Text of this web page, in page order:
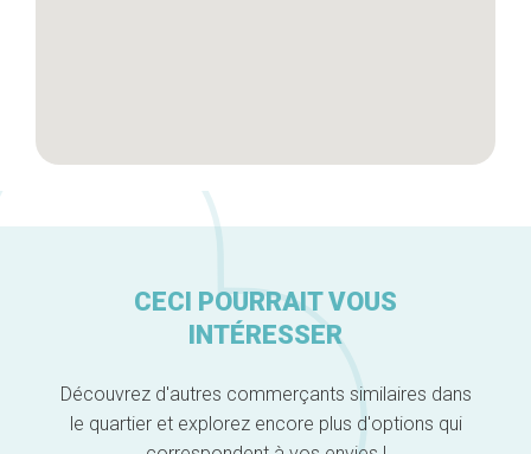
CECI POURRAIT VOUS
INTÉRESSER
Découvrez d'autres commerçants similaires dans
le quartier et explorez encore plus d'options qui